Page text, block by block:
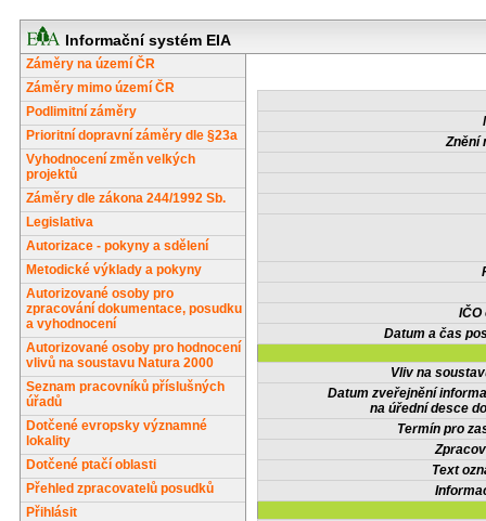
Informační systém EIA
Záměry na území ČR
Záměry mimo území ČR
Podlimitní záměry
Prioritní dopravní záměry dle §23a
Vyhodnocení změn velkých
projektů
Záměry dle zákona 244/1992 Sb.
Legislativa
Autorizace - pokyny a sdělení
Metodické výklady a pokyny
Autorizované osoby pro
zpracování dokumentace, posudku
a vyhodnocení
Autorizované osoby pro hodnocení
vlivů na soustavu Natura 2000
Seznam pracovníků příslušných
úřadů
Dotčené evropsky významné
lokality
Dotčené ptačí oblasti
Přehled zpracovatelů posudků
Přihlásit
Znění
IČO
Datum a čas
Vliv na
Datum zveřejnění
na úřední desce
Termín pro
Text